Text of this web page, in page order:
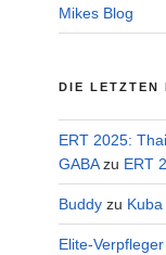
Mikes Blog
DIE LETZTEN
ERT 2025:
GABAzu ERT
Buddyzu
Elite-